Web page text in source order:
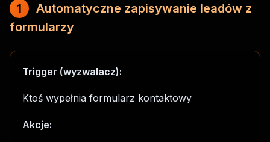
1
Automatyczne zapisywanie leadów z
formularzy
Trigger (wyzwalacz):
Ktoś wypełnia formularz kontaktowy
Akcje: